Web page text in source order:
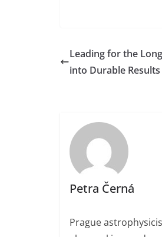
Leading for the
into Durable
Petra Černá
Prague